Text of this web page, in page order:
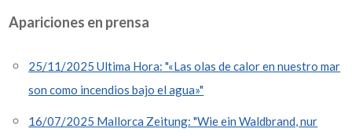
Apariciones en prensa
25/11/2025 Ultima Hora: "«Las olas de calor en nuestro mar
son como incendios bajo el agua»"
16/07/2025 Mallorca Zeitung: "Wie ein Waldbrand, nur